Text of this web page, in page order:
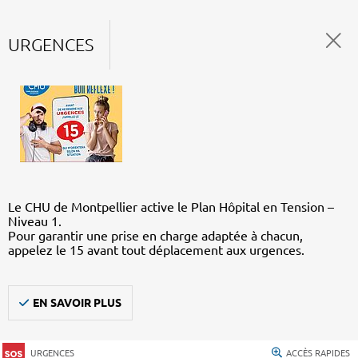
URGENCES
Le CHU de Montpellier active le Plan Hôpital en Tension –
Niveau 1.
Pour garantir une prise en charge adaptée à chacun,
appelez le 15 avant tout déplacement aux urgences.
EN SAVOIR PLUS
URGENCES ACCÈS RAPIDES